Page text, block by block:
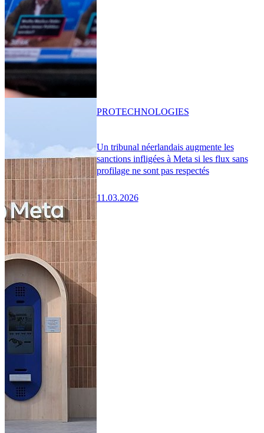
Un tribunal néerlandais augmente les
sanctions infligées à Meta si les flux sans
profilage ne sont pas respectés
11.03.2026
PROTECHNOLOGIES